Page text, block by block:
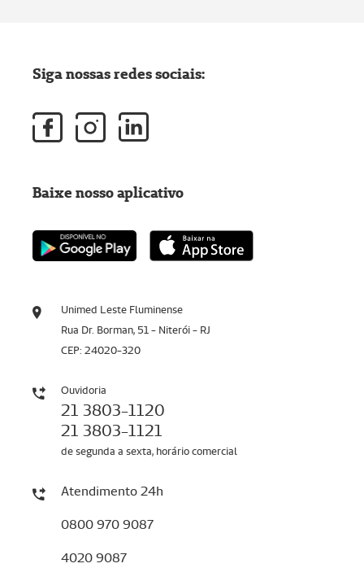
Unimed Leste Fluminense
Rua Dr. Borman, 51 - Niterói - RJ
CEP: 24020-320
Ouvidoria
21 3803-1120
21 3803-1121
de segunda a sexta, horário comercial
Atendimento 24h
0800 970 9087
4020 9087
Siga nossas redes sociais:
Baixe nosso aplicativo